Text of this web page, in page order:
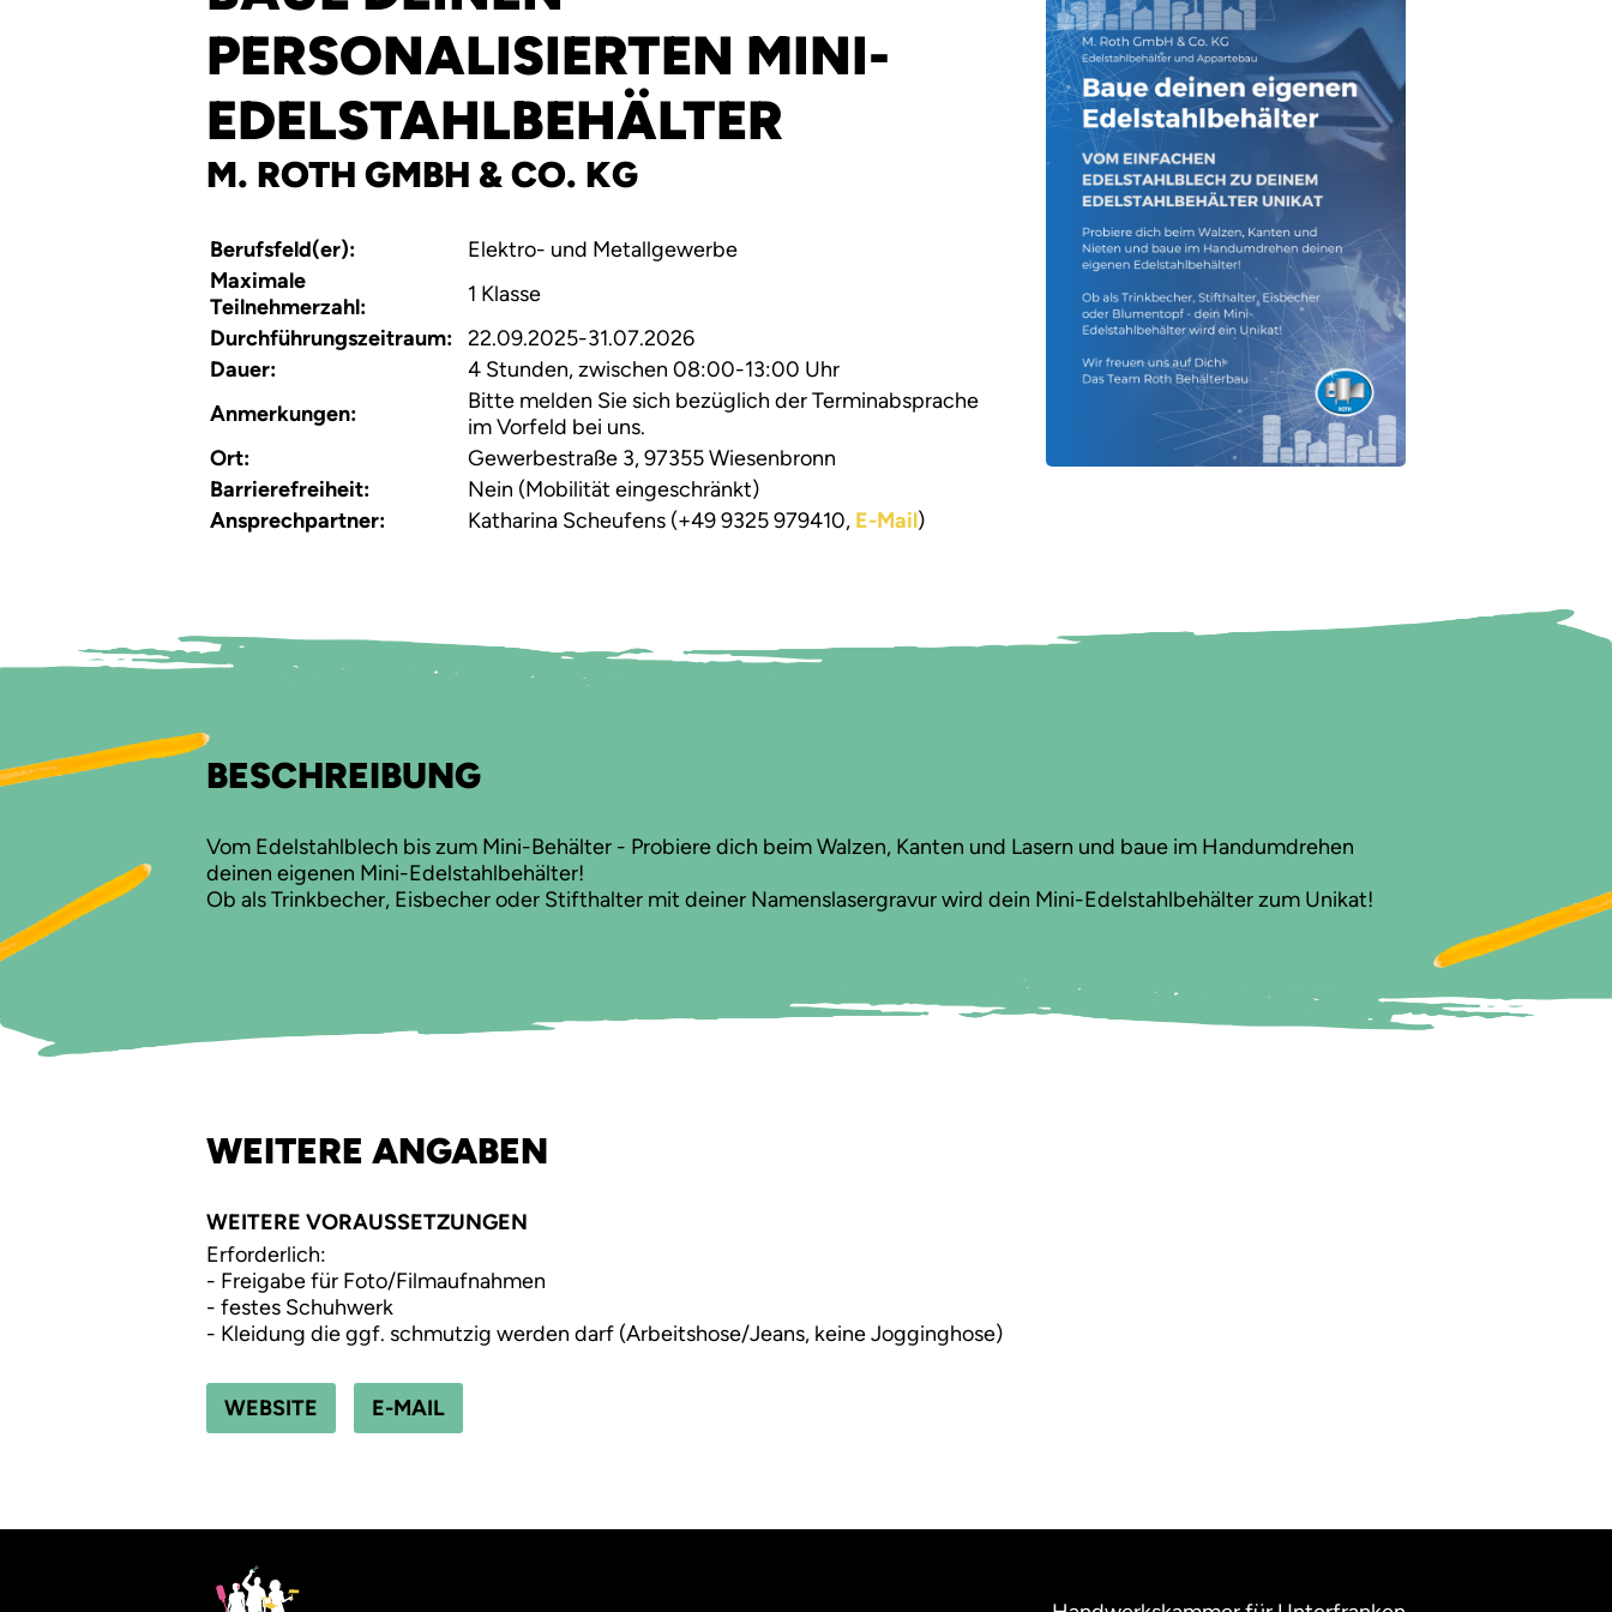
PERSONALISIERTEN MINI-
EDELSTAHLBEHÄLTER
M. ROTH GMBH & CO. KG
Berufsfeld(er):
Elektro- und Metallgewerbe
Maximale
Teilnehmerzahl:
1 Klasse
Durchführungszeitraum: 22.09.2025-31.07.2026
Dauer:
4 Stunden, zwischen 08:00-13:00 Uhr
Anmerkungen:
Bitte melden Sie sich bezüglich der Terminabsprache
im Vorfeld bei uns.
Ort:
Gewerbestraße 3, 97355 Wiesenbronn
Barrierefreiheit:
Nein (Mobilität eingeschränkt)
Ansprechpartner:
Katharina Scheufens (+49 9325 979410, E-Mail)
BESCHREIBUNG
Vom Edelstahlblech bis zum Mini-Behälter - Probiere dich beim Walzen, Kanten und Lasern und baue im Handumdrehen
deinen eigenen Mini-Edelstahlbehälter!
Ob als Trinkbecher, Eisbecher oder Stifthalter mit deiner Namenslasergravur wird dein Mini-Edelstahlbehälter zum Unikat!
WEITERE ANGABEN
WEITERE VORAUSSETZUNGEN
Erforderlich:
- Freigabe für Foto/Filmaufnahmen
- festes Schuhwerk
- Kleidung die ggf. schmutzig werden darf (Arbeitshose/Jeans, keine Jogginghose)
WEBSITE E-MAIL